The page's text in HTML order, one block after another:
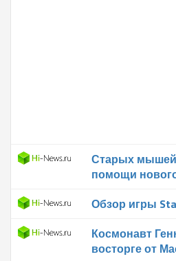
Старых
помощи
Обзор игры
Космонавт
восторге от